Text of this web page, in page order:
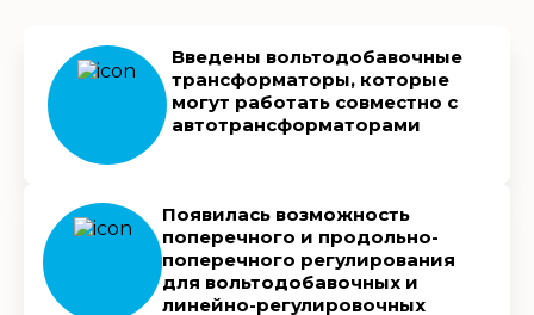
Введены вольтодобавочные
трансформаторы, которые
могут работать совместно с
автотрансформаторами
Появилась возможность
поперечного и продольно-
поперечного регулирования
для вольтодобавочных и
линейно-регулировочных